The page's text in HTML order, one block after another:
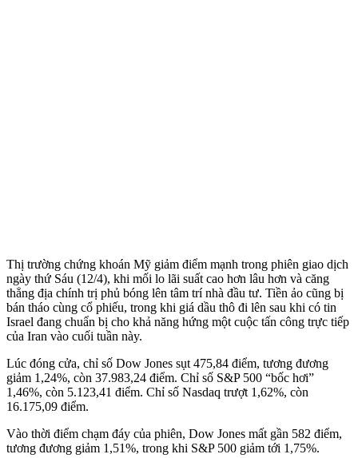
Thị trường chứng khoán Mỹ giảm điểm mạnh trong phiên giao dịch
ngày thứ Sáu (12/4), khi mối lo lãi suất cao hơn lâu hơn và căng
thẳng địa chính trị phủ bóng lên tâm trí nhà đầu tư. Tiền ảo cũng bị
bán tháo cùng cổ phiếu, trong khi giá dầu thô đi lên sau khi có tin
Israel đang chuẩn bị cho khả năng hứng một cuộc tấn công trực tiếp
của Iran vào cuối tuần này.
Lúc đóng cửa, chỉ số Dow Jones sụt 475,84 điểm, tương đương
giảm 1,24%, còn 37.983,24 điểm. Chỉ số S&P 500 “bốc hơi”
1,46%, còn 5.123,41 điểm. Chỉ số Nasdaq trượt 1,62%, còn
16.175,09 điểm.
Vào thời điểm chạm đáy của phiên, Dow Jones mất gần 582 điểm,
tương đương giảm 1,51%, trong khi S&P 500 giảm tới 1,75%.